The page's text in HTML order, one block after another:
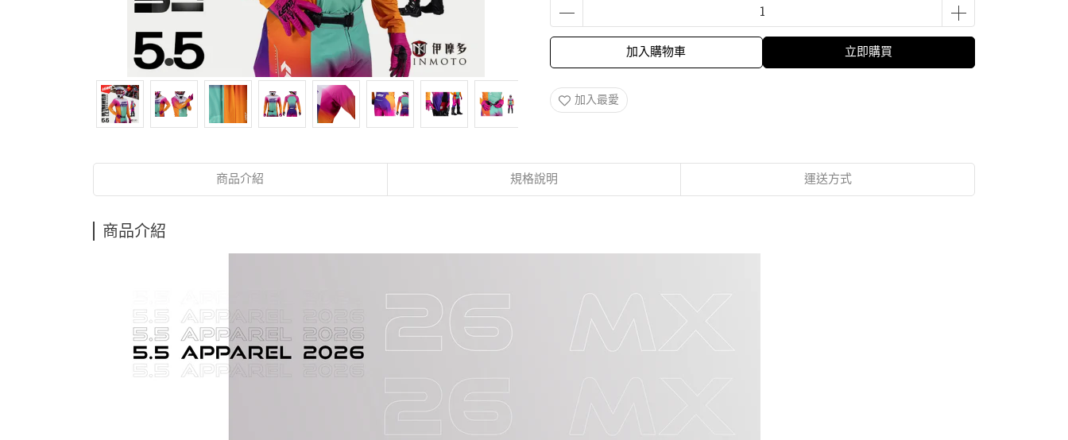
加入購物車 立即購買
加入最愛
商品介紹 規格說明 運送方式
商品介紹